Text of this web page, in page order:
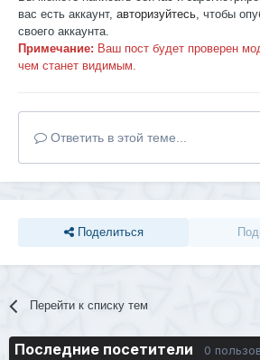
вас есть аккаунт, авторизуйтесь, чтобы
своего аккаунта.
Примечание: Ваш пост будет проверен
чем станет видимым.
Ответить в этой теме...
Поделиться
Перейти к списку тем
Последние посетители 0